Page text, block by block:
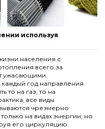
используя
населения с
всего за
ужасающими
год направления
то на газ, то на
все виды
чрезмерно
на видах энергии, но
его циркуляцию.